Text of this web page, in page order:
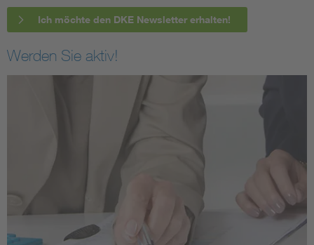
Ich möchte den DKE Newsletter erhalten!
Werden Sie aktiv!